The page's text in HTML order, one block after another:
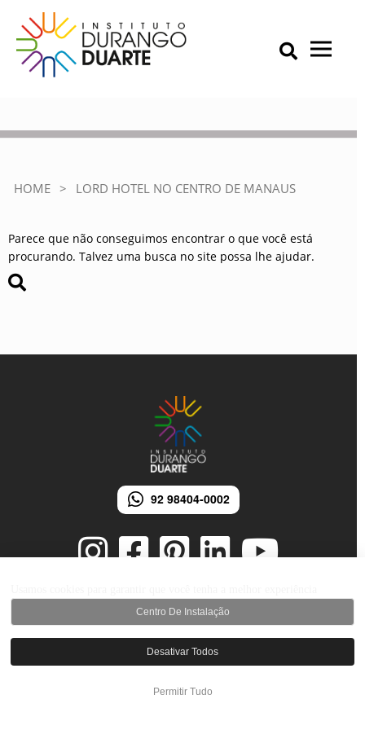
content
IDD – Instituto Durango Duarte
Instituto Durango Duarte
Primary Menu
HOME > LORD HOTEL NO CENTRO DE MANAUS
Parece que não conseguimos encontrar o que você está
procurando. Talvez uma busca no site possa lhe ajudar.
92 98404-0002
© 2026 Instituto Durango Duarte - Todos os direitos reservados.
Desenvolvido por iMarketing Agência Digital
Centro De Instalação
Desativar Todos
Permitir Tudo